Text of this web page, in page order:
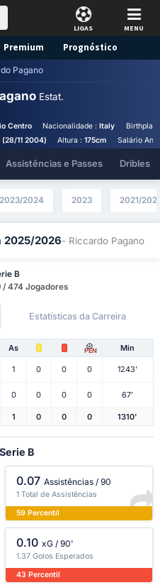
LIGAS MENU
Premium Prognóstico
Pagano
Estat.
Centro Nacionalidade :Italy
(28/11 2004) Altura :175cm Salário
Assistências e Passes Dribles
2023/2024 2023 2021/
2025/2026- Riccardo Pagano
B
/ 474 Jogadores
Estatísticas da Carreira
As PEN Min
1 0 0 0 1243'
0 0 0 0 67'
1 0 0 0 1310'
B
0.07 Assistências / 90
1 Total de Assistências
59 Percentil
0.10 xG / 90'
1.37 Golos Esperados
43 Percentil